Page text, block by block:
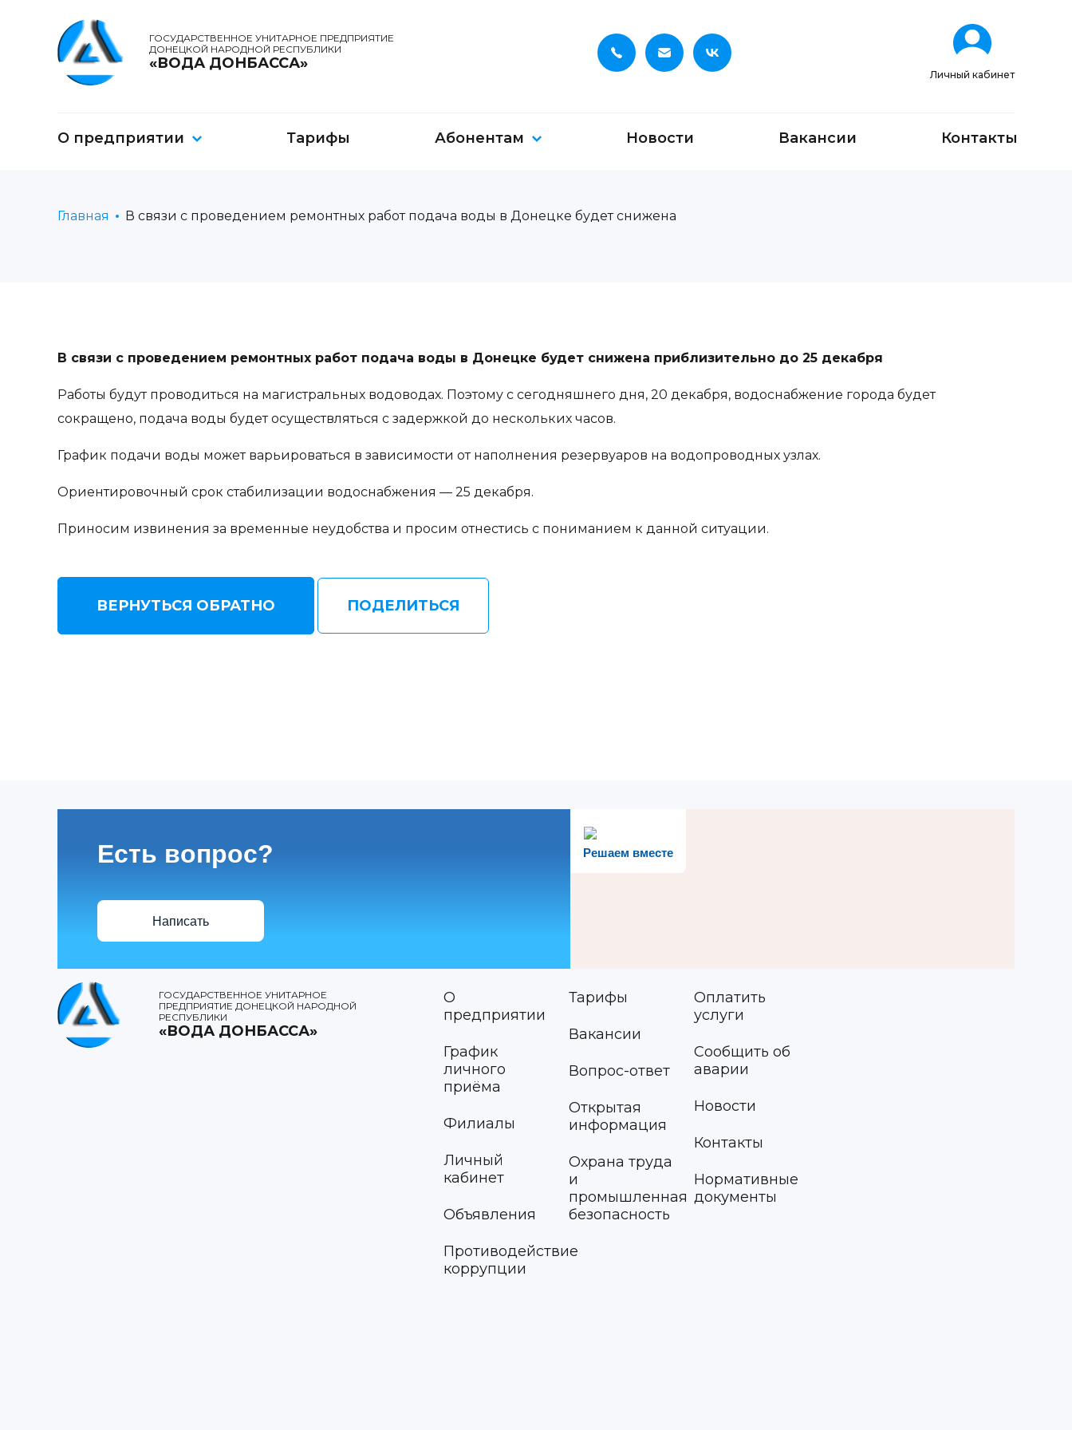
ГОСУДАРСТВЕННОЕ УНИТАРНОЕ ПРЕДПРИЯТИЕ
ДОНЕЦКОЙ НАРОДНОЙ РЕСПУБЛИКИ
«ВОДА ДОНБАССА»
Личный кабинет
О предприятии Тарифы Абонентам Новости Вакансии Контакты
Главная В связи с проведением ремонтных работ подача воды в Донецке будет снижена
В связи с проведением ремонтных работ подача воды в Донецке будет снижена приблизительно до 25 декабря
Работы будут проводиться на магистральных водоводах. Поэтому с сегодняшнего дня, 20 декабря, водоснабжение города будет
сокращено, подача воды будет осуществляться с задержкой до нескольких часов.
График подачи воды может варьироваться в зависимости от наполнения резервуаров на водопроводных узлах.
Ориентировочный срок стабилизации водоснабжения — 25 декабря.
Приносим извинения за временные неудобства и просим отнестись с пониманием к данной ситуации.
ВЕРНУТЬСЯ ОБРАТНО ПОДЕЛИТЬСЯ
Решаем вместе
Есть вопрос?
Написать
ГОСУДАРСТВЕННОЕ УНИТАРНОЕ
ПРЕДПРИЯТИЕ ДОНЕЦКОЙ НАРОДНОЙ
РЕСПУБЛИКИ
«ВОДА ДОНБАССА»
О
предприятии
График
личного
приёма
Филиалы
Личный
кабинет
Объявления
Противодействие
коррупции
Тарифы
Вакансии
Вопрос-ответ
Открытая
информация
Охрана труда
и
промышленная
безопасность
Оплатить
услуги
Сообщить об
аварии
Новости
Контакты
Нормативные
документы